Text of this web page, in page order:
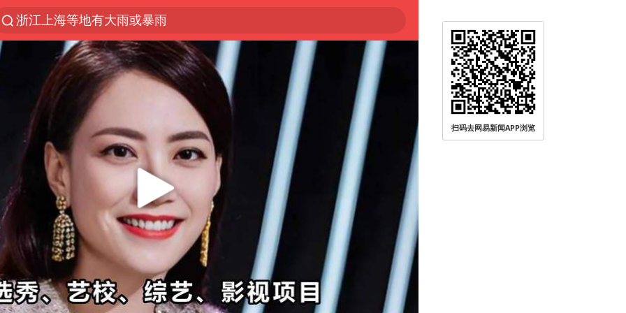
浙江上海等地有大雨或暴雨
光影经济撬动暑期消费新蓝海
新疆优化调整景区内自驾服务费
微信又有新功能，你可以“撤回”你的撤回了！
梁家辉：到内地拍戏不是北上是回归
“新疆的交警怎么个个像我妈”
情侣平潭拍日出坠崖1死1伤
西湖突现狂风暴雨 游客瞬间被浇透
香港正式允许“拒绝抢救”
白海豚将正面袭击贯穿浙江
《欢迎来龙餐馆》口碑
扫码去网易新闻APP浏览